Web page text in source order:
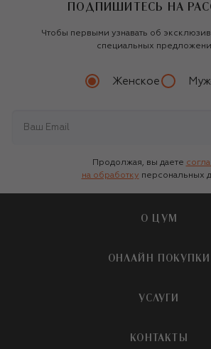
ПОДПИШИТЕСЬ НА
Чтобы первыми узнавать об
специальных
Женское
Продолжая, вы даете
на обработку персональных
О ЦУМ
О магазине
Бутики и ПВЗ ЦУМ
ОНЛАЙН ПОКУПКИ
Доставка
УСЛУГИ
КОНТАКТЫ